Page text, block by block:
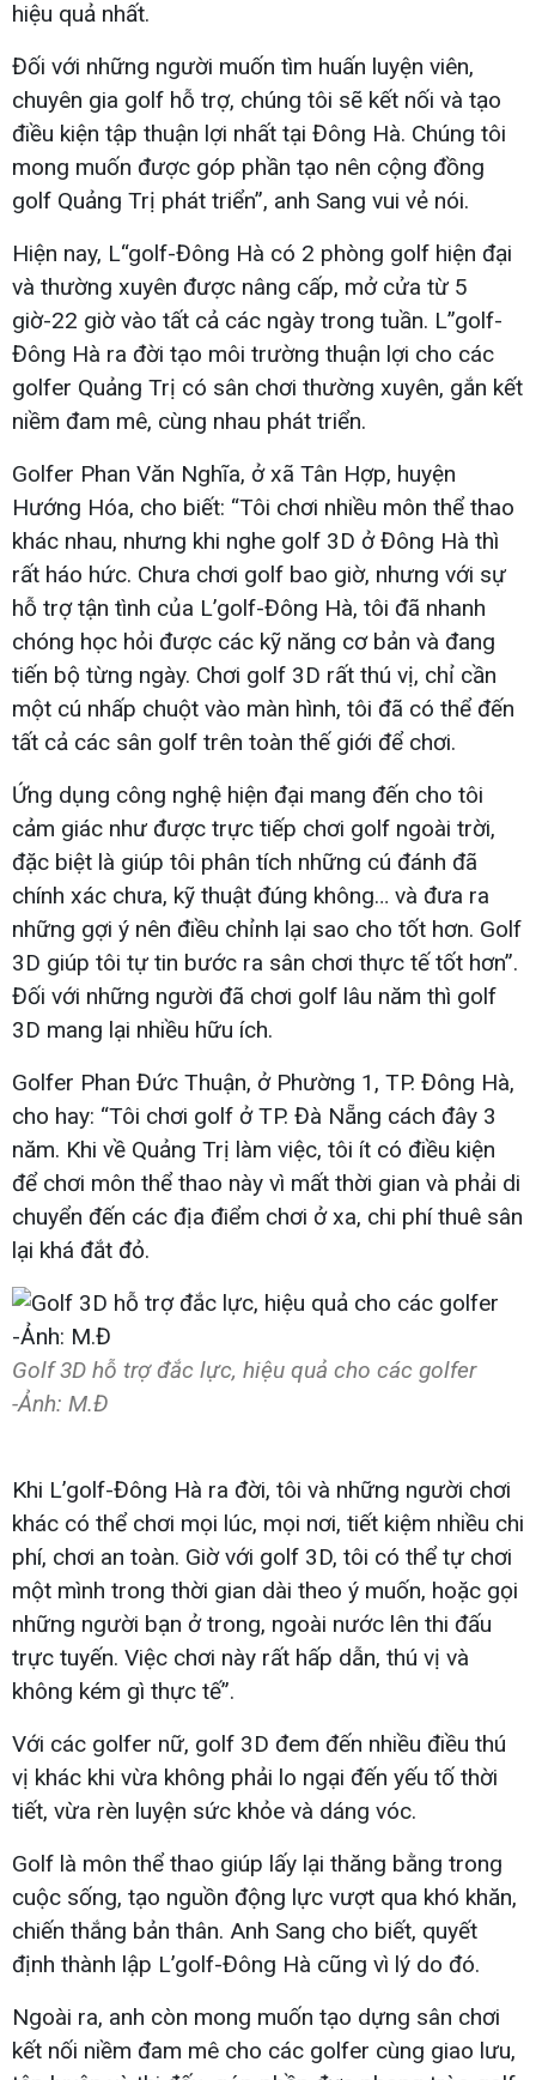
hiệu quả nhất.
Đối với những người muốn tìm huấn luyện viên,
chuyên gia golf hỗ trợ, chúng tôi sẽ kết nối và tạo
điều kiện tập thuận lợi nhất tại Đông Hà. Chúng tôi
mong muốn được góp phần tạo nên cộng đồng
golf Quảng Trị phát triển”, anh Sang vui vẻ nói.
Hiện nay, L“golf-Đông Hà có 2 phòng golf hiện đại
và thường xuyên được nâng cấp, mở cửa từ 5
giờ-22 giờ vào tất cả các ngày trong tuần. L”golf-
Đông Hà ra đời tạo môi trường thuận lợi cho các
golfer Quảng Trị có sân chơi thường xuyên, gắn kết
niềm đam mê, cùng nhau phát triển.
Golfer Phan Văn Nghĩa, ở xã Tân Hợp, huyện
Hướng Hóa, cho biết: “Tôi chơi nhiều môn thể thao
khác nhau, nhưng khi nghe golf 3D ở Đông Hà thì
rất háo hức. Chưa chơi golf bao giờ, nhưng với sự
hỗ trợ tận tình của L’golf-Đông Hà, tôi đã nhanh
chóng học hỏi được các kỹ năng cơ bản và đang
tiến bộ từng ngày. Chơi golf 3D rất thú vị, chỉ cần
một cú nhấp chuột vào màn hình, tôi đã có thể đến
tất cả các sân golf trên toàn thế giới để chơi.
Ứng dụng công nghệ hiện đại mang đến cho tôi
cảm giác như được trực tiếp chơi golf ngoài trời,
đặc biệt là giúp tôi phân tích những cú đánh đã
chính xác chưa, kỹ thuật đúng không… và đưa ra
những gợi ý nên điều chỉnh lại sao cho tốt hơn. Golf
3D giúp tôi tự tin bước ra sân chơi thực tế tốt hơn”.
Đối với những người đã chơi golf lâu năm thì golf
3D mang lại nhiều hữu ích.
Golfer Phan Đức Thuận, ở Phường 1, TP. Đông Hà,
cho hay: “Tôi chơi golf ở TP. Đà Nẵng cách đây 3
năm. Khi về Quảng Trị làm việc, tôi ít có điều kiện
để chơi môn thể thao này vì mất thời gian và phải di
chuyển đến các địa điểm chơi ở xa, chi phí thuê sân
lại khá đắt đỏ.
Golf 3D hỗ trợ đắc lực, hiệu quả cho các golfer
-Ảnh: M.Đ
Khi L’golf-Đông Hà ra đời, tôi và những người chơi
khác có thể chơi mọi lúc, mọi nơi, tiết kiệm nhiều chi
phí, chơi an toàn. Giờ với golf 3D, tôi có thể tự chơi
một mình trong thời gian dài theo ý muốn, hoặc gọi
những người bạn ở trong, ngoài nước lên thi đấu
trực tuyến. Việc chơi này rất hấp dẫn, thú vị và
không kém gì thực tế”.
Với các golfer nữ, golf 3D đem đến nhiều điều thú
vị khác khi vừa không phải lo ngại đến yếu tố thời
tiết, vừa rèn luyện sức khỏe và dáng vóc.
Golf là môn thể thao giúp lấy lại thăng bằng trong
cuộc sống, tạo nguồn động lực vượt qua khó khăn,
chiến thắng bản thân. Anh Sang cho biết, quyết
định thành lập L’golf-Đông Hà cũng vì lý do đó.
Ngoài ra, anh còn mong muốn tạo dựng sân chơi
kết nối niềm đam mê cho các golfer cùng giao lưu,